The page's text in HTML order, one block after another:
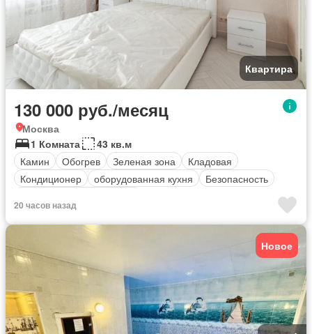
Квартира
130 000 руб./месяц
Москва
1 Комната
43 кв.м
Камин
Обогрев Зеленая зона
Кладовая
Кондиционер
оборудованная кухня
Безопасность
20 часов назад
Новое